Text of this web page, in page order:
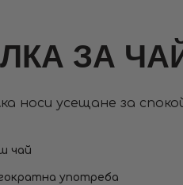
ЗА
носи усещане за
чай
употреба